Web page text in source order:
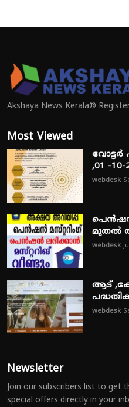
Akshaya News Kerala®
Most Viewed
വോട്ടർ
,01 -
webdesk
പെൻഷൻ
മുതൽ
webdesk
ആട്
webdesk
Newsletter
Join our subscribers list to get
special offers directly in your